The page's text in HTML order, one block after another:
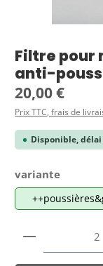
Filtre pour
anti-
Prix régulier :
20,00 €
Prix TTC, frais de
Disponible,
Sélectionnez
variante
Quantité de